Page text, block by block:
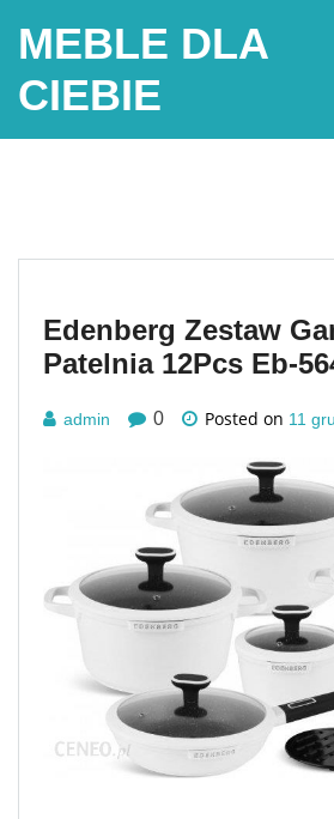
MEBLE DLA
CIEBIE
Edenberg Zestaw
Patelnia 12Pcs Eb-
admin 0 Posted on 11